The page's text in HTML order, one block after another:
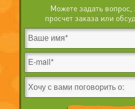
Можете задать вопрос,
просчет заказа или